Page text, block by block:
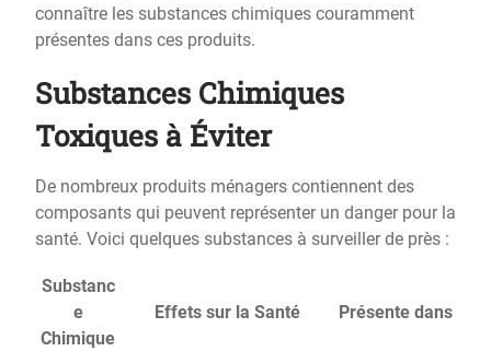
connaître les substances chimiques couramment
présentes dans ces produits.
Substances Chimiques
Toxiques à Éviter
De nombreux produits ménagers contiennent des
composants qui peuvent représenter un danger pour la
santé. Voici quelques substances à surveiller de près :
Substanc
e
Chimique
Effets sur la Santé Présente dans